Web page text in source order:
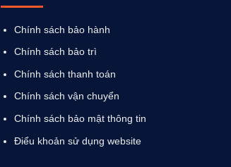
Chính sách bảo hành
Chính sách bảo trì
Chính sách thanh toán
Chính sách vận chuyển
Chính sách bảo mật thông tin
Điểu khoản sử dụng website